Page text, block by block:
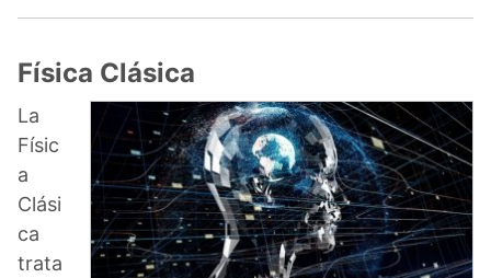
Física Clásica
La
Físic
a
Clási
ca
trata